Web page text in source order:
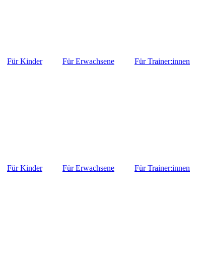
Für Kinder
Für Erwachsene
Für Trainer:innen
Für Kinder
Für Erwachsene
Für Trainer:innen